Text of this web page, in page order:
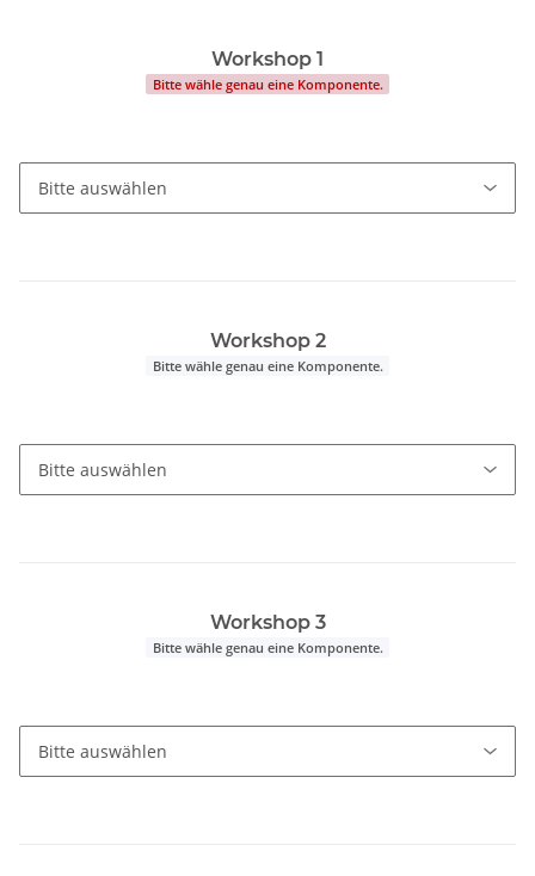
Workshop 1
Bitte wähle genau eine Komponente.
Workshop 2
Bitte wähle genau eine Komponente.
Workshop 3
Bitte wähle genau eine Komponente.